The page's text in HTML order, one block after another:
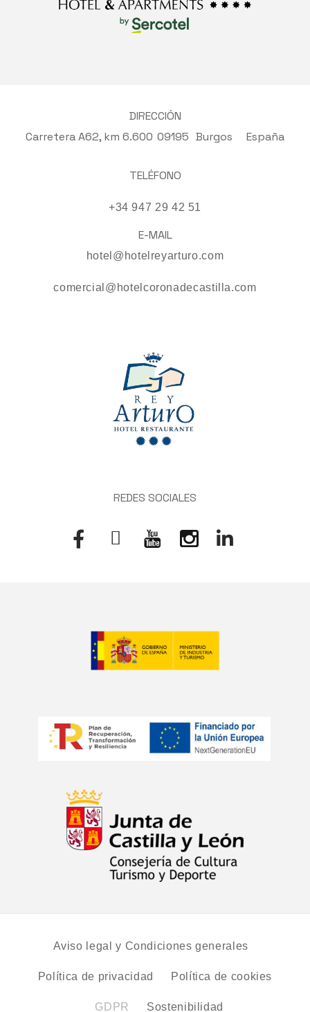
DIRECCIÓN
Carretera A62, km 6.600 09195 Burgos España
TELÉFONO
+34 947 29 42 51
E-MAIL
hotel@hotelreyarturo.com
comercial@hotelcoronadecastilla.com
REDES SOCIALES
Aviso legal y Condiciones generales
Política de privacidad Política de cookies
GDPR Sostenibilidad